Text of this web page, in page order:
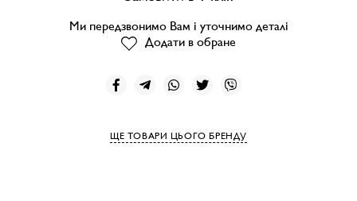
Ми передзвонимо Вам і уточнимо деталі
Додати в обране
ЩЕ ТОВАРИ ЦЬОГО БРЕНДУ